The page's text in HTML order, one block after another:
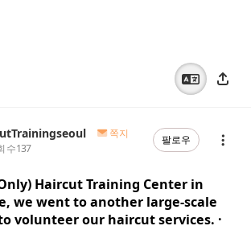
쪽지
수137
팔로우
Haircut Training Center in
we went to another large-scale
volunteer our haircut services. ·